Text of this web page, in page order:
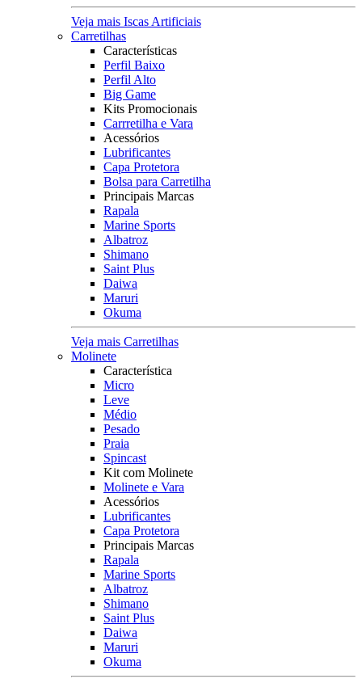
Veja mais Iscas Artificiais
Carretilhas
Características
Perfil Baixo
Perfil Alto
Big Game
Kits Promocionais
Carrretilha e Vara
Acessórios
Lubrificantes
Capa Protetora
Bolsa para Carretilha
Principais Marcas
Rapala
Marine Sports
Albatroz
Shimano
Saint Plus
Daiwa
Maruri
Okuma
Veja mais Carretilhas
Molinete
Característica
Micro
Leve
Médio
Pesado
Praia
Spincast
Kit com Molinete
Molinete e Vara
Acessórios
Lubrificantes
Capa Protetora
Principais Marcas
Rapala
Marine Sports
Albatroz
Shimano
Saint Plus
Daiwa
Maruri
Okuma